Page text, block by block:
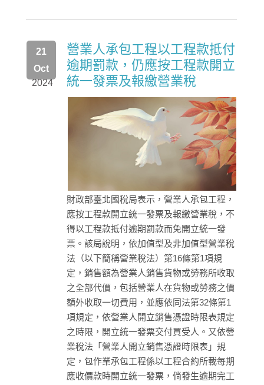
2024
21
Oct
營業人承包工程以工程款抵付
逾期罰款，仍應按工程款開立
統一發票及報繳營業稅
財政部臺北國稅局表示，營業人承包工程，
應按工程款開立統一發票及報繳營業稅，不
得以工程款抵付逾期罰款而免開立統一發
票。該局說明，依加值型及非加值型營業稅
法（以下簡稱營業稅法）第16條第1項規
定，銷售額為營業人銷售貨物或勞務所收取
之全部代價，包括營業人在貨物或勞務之價
額外收取一切費用，並應依同法第32條第1
項規定，依營業人開立銷售憑證時限表規定
之時限，開立統一發票交付買受人。又依營
業稅法「營業人開立銷售憑證時限表」規
定，包作業承包工程係以工程合約所載每期
應收價款時開立統一發票，倘發生逾期完工